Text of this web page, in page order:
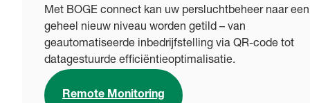
Met BOGE connect kan uw persluchtbeheer naar een
geheel nieuw niveau worden getild – van
geautomatiseerde inbedrijfstelling via QR-code tot
datagestuurde efficiëntieoptimalisatie.
Remote Monitoring